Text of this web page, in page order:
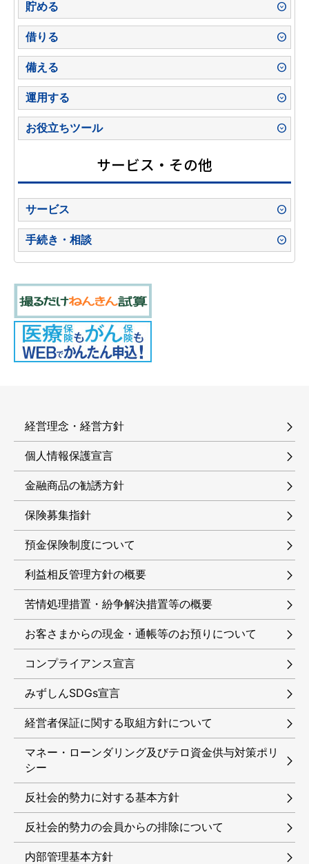
貯める
預金商品一覧
年金定期預金
年金予約定期預金
退職金専用定期預金
子育て応援定期積金
相続定期預金
運転免許自主返納支援定期預金
決済用預金
スーパー積金
後見支援預金
借りる
ローン商品一覧
WEB完結型ローン
住宅ローン
教育ローン
教育カードローン
リフォームローン
フレックスローン
フリーローン
カードローン
年金受給者専用カードローン
備える
保険商品一覧
生命保険・損害保険
代理店募集
運用する
商品一覧
投資信託
取扱投資信託一覧
お役立ちツール
住宅ローンご返済額シミュレーション
サービス・その他
サービス
しんきん通帳アプリ
デビットカードサービス
ペイジー口座振替受付サービス
ネット口座振替受付サービス
貸金庫・保護函
空き家関連サービス
手続き・相談
年金相談・法務相談・税務相談
相続手続き
住所・電話番号変更手続き
経営理念・経営方針
個人情報保護宣言
金融商品の勧誘方針
保険募集指針
預金保険制度について
利益相反管理方針の概要
苦情処理措置・紛争解決措置等の概要
お客さまからの現金・通帳等のお預りについて
コンプライアンス宣言
みずしんSDGs宣言
経営者保証に関する取組方針について
マネー・ローンダリング及びテロ資金供与対策ポリ
シー
反社会的勢力に対する基本方針
反社会的勢力の会員からの排除について
内部管理基本方針